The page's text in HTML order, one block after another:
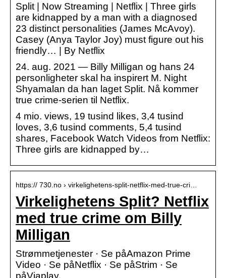
Split | Now Streaming | Netflix | Three girls
are kidnapped by a man with a diagnosed
23 distinct personalities (James McAvoy).
Casey (Anya Taylor Joy) must figure out his
friendly… | By Netflix
24. aug. 2021 — Billy Milligan og hans 24
personligheter skal ha inspirert M. Night
Shyamalan da han laget Split. Nå kommer
true crime-serien til Netflix.
4 mio. views, 19 tusind likes, 3,4 tusind
loves, 3,6 tusind comments, 5,4 tusind
shares, Facebook Watch Videos from Netflix:
Three girls are kidnapped by…
https:// 730.no › virkelighetens-split-netflix-med-true-cri…
Virkelighetens Split? Netflix
med true crime om Billy
Milligan
Strømmetjenester · Se påAmazon Prime
Video · Se påNetflix · Se påStrim · Se
påViaplay.